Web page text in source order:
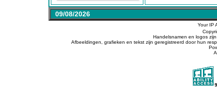
09/08/2026
Your IP
Handelsnamen en logos
Afbeeldingen, grafieken en tekst zijn geregistreerd door hun